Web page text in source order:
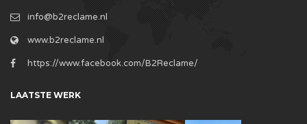
info@b2reclame.nl
www.b2reclame.nl
https://www.facebook.com/B2Reclame/
LAATSTE WERK